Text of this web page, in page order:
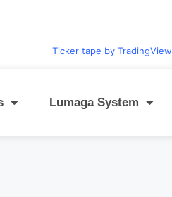
Ticker tape by TradingView
Lumaga System